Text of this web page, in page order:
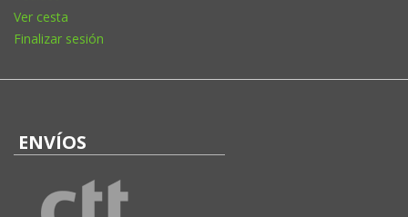
Ver cesta
Finalizar sesión
ENVÍOS